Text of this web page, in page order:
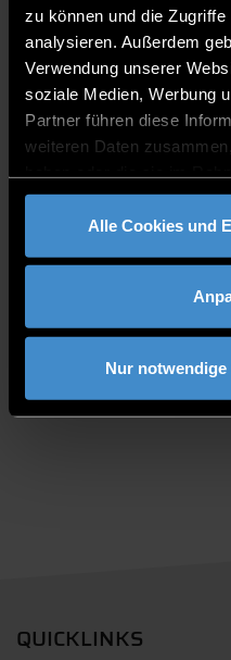
zu können und die
analysieren. Außerdem
Verwendung unserer
soziale Medien, Werbung
Partner führen diese
weiteren Daten
gesammelt haben.
Alle Cookies und
Nur
Member of the staff
EC 2.20
0991/3615-8927
BÜROZEITEN
Monday, Wednesday-
QUICKLINKS